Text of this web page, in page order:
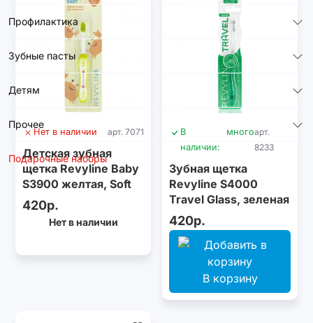
Профилактика
Зубные пасты
Детям
Прочее
Подарочные наборы
Нет в наличии арт. 7071
Детская зубная
щетка Revyline Baby
S3900 желтая, Soft
420р.
Нет в наличии
В
наличии:
многоарт.
8233
Зубная щетка
Revyline S4000
Travel Glass, зеленая
420р.
В корзину